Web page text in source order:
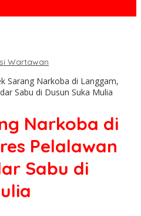
Wartawan
Sarang Narkoba di Langgam,
Sabu di Dusun Suka Mulia
Narkoba di
Pelalawan
Sabu di